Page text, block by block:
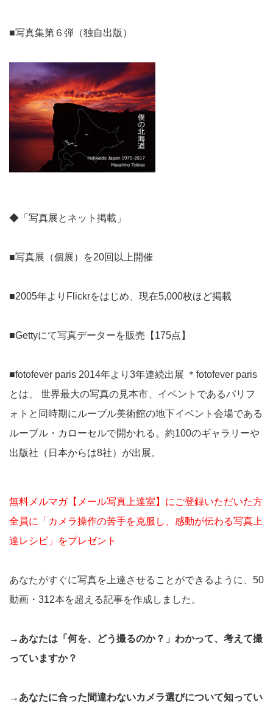
■写真集第６弾（独自出版）
◆「写真展とネット掲載」
■写真展（個展）を20回以上開催
■2005年よりFlickrをはじめ、現在5,000枚ほど掲載
■Gettyにて写真データーを販売【175点】
■fotofever paris 2014年より3年連続出展 ＊fotofever paris
とは、 世界最大の写真の見本市、イベントであるパリフ
ォトと同時期にルーブル美術館の地下イベント会場である
ルーブル・カローセルで開かれる。約100のギャラリーや
出版社（日本からは8社）が出展。
無料メルマガ【メール写真上達室】にご登録いただいた方
全員に「カメラ操作の苦手を克服し、感動が伝わる写真上
達レシピ」をプレゼント
あなたがすぐに写真を上達させることができるように、50
動画・312本を超える記事を作成しました。
→あなたは「何を、どう撮るのか？」わかって、考えて撮
っていますか？
→あなたに合った間違わないカメラ選びについて知ってい